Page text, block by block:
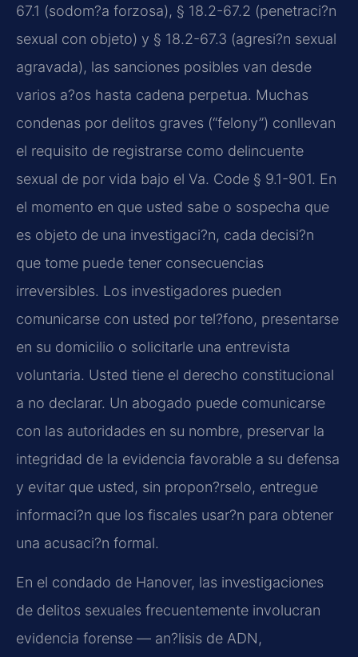
67.1 (sodom?a forzosa), § 18.2-67.2 (penetraci?n
sexual con objeto) y § 18.2-67.3 (agresi?n sexual
agravada), las sanciones posibles van desde
varios a?os hasta cadena perpetua. Muchas
condenas por delitos graves (“felony”) conllevan
el requisito de registrarse como delincuente
sexual de por vida bajo el Va. Code § 9.1-901. En
el momento en que usted sabe o sospecha que
es objeto de una investigaci?n, cada decisi?n
que tome puede tener consecuencias
irreversibles. Los investigadores pueden
comunicarse con usted por tel?fono, presentarse
en su domicilio o solicitarle una entrevista
voluntaria. Usted tiene el derecho constitucional
a no declarar. Un abogado puede comunicarse
con las autoridades en su nombre, preservar la
integridad de la evidencia favorable a su defensa
y evitar que usted, sin propon?rselo, entregue
informaci?n que los fiscales usar?n para obtener
una acusaci?n formal.
En el condado de Hanover, las investigaciones
de delitos sexuales frecuentemente involucran
evidencia forense — an?lisis de ADN,